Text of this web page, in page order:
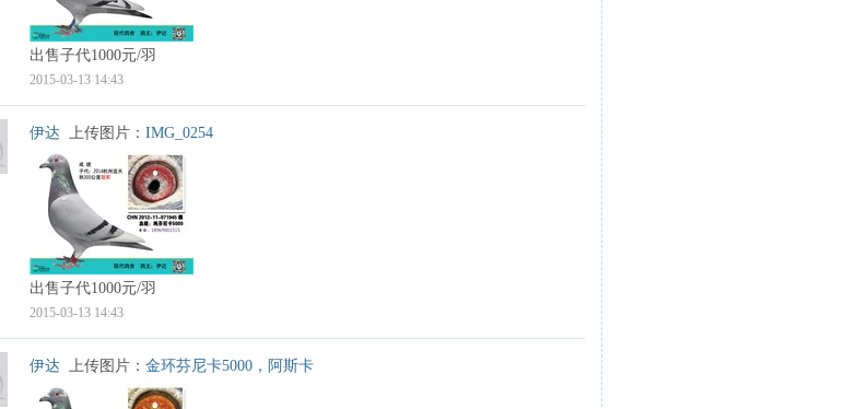
出售子代1000元/羽
2015-03-13 14:43
伊达 上传图片： IMG_0254
出售子代1000元/羽
2015-03-13 14:43
伊达 上传图片： 金环芬尼卡5000，阿斯卡